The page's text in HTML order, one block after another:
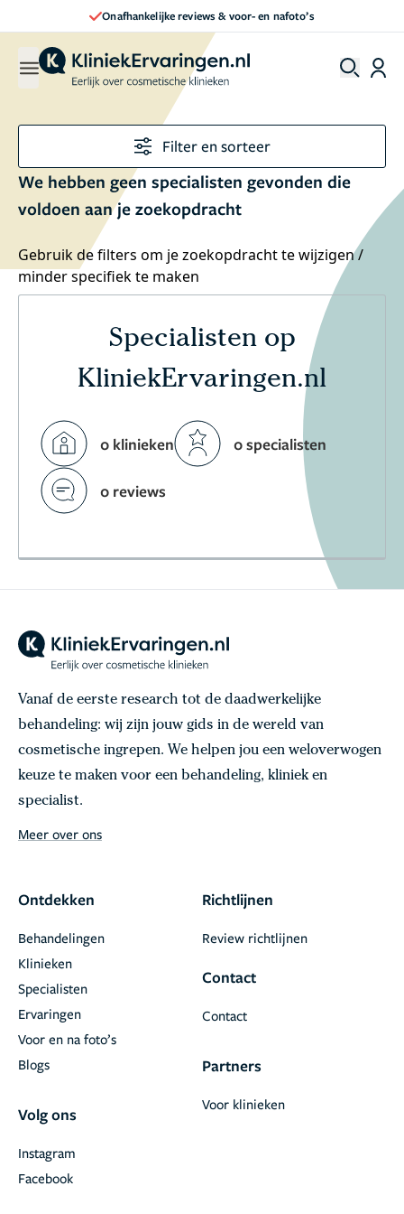
Onafhankelijke reviews & voor- en nafoto’s
Filter en sorteer
We hebben geen specialisten gevonden die
voldoen aan je zoekopdracht
Gebruik de filters om je zoekopdracht te wijzigen /
minder specifiek te maken
Specialisten op
KliniekErvaringen.nl
0 klinieken 0 specialisten
0 reviews
Vanaf de eerste research tot de daadwerkelijke
behandeling: wij zijn jouw gids in de wereld van
cosmetische ingrepen. We helpen jou een weloverwogen
keuze te maken voor een behandeling, kliniek en
specialist.
Meer over ons
Ontdekken
Behandelingen
Klinieken
Specialisten
Ervaringen
Voor en na foto’s
Blogs
Volg ons
Facebook
Instagram
Richtlijnen
Review richtlijnen
Contact
Contact
Partners
Voor klinieken